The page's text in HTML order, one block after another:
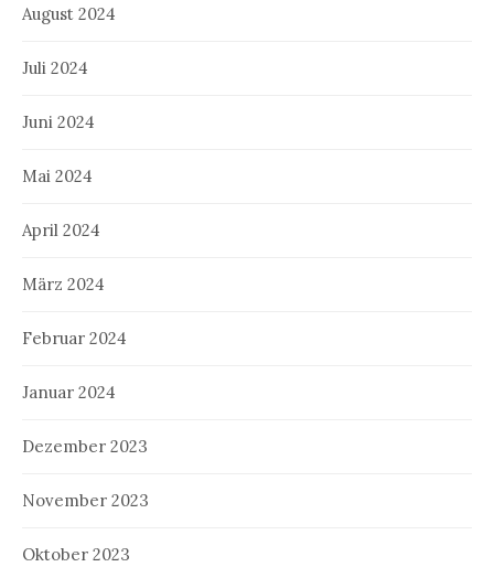
August 2024
Juli 2024
Juni 2024
Mai 2024
April 2024
März 2024
Februar 2024
Januar 2024
Dezember 2023
November 2023
Oktober 2023